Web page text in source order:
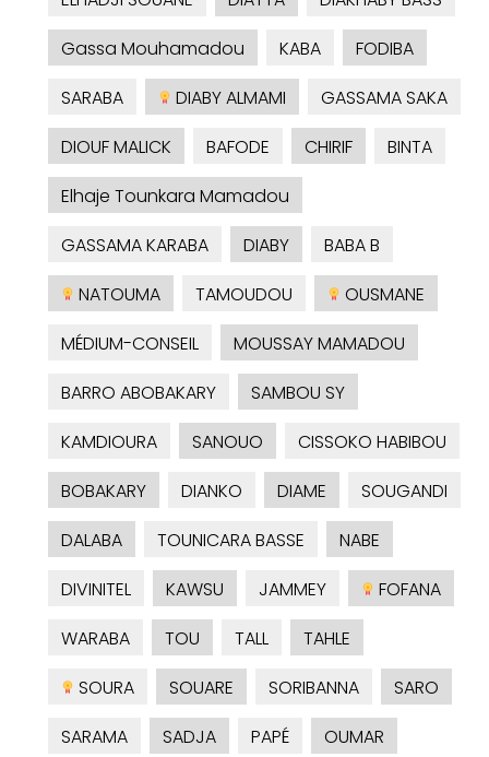
Gassa Mouhamadou
KABA
FODIBA
SARABA
DIABY ALMAMI
GASSAMA SAKA
DIOUF MALICK
BAFODE CHIRIF
BINTA
Elhaje Tounkara Mamadou
GASSAMA KARABA
DIABY
BABA B
NATOUMA
TAMOUDOU
OUSMANE
MÉDIUM-CONSEIL
MOUSSAY MAMADOU
BARRO ABOBAKARY
SAMBOU SY
KAMDIOURA
SANOUO
CISSOKO HABIBOU
BOBAKARY
DIANKO DIAME
SOUGANDI
DALABA
TOUNICARA BASSE
NABE
DIVINITEL
KAWSU JAMMEY
FOFANA
WARABA
TOU TALL
TAHLE
SOURA
SOUARE SORIBANNA
SARO
SARAMA
SADJA PAPÉ
OUMAR